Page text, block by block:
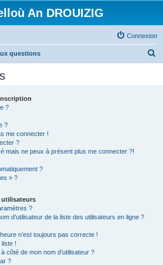
An DROUIZIG
Connexion
questions
?
?
me connecter !
?
mais ne peux à présent plus me connecter ?!
?
» ?
utilisateurs
?
d’utilisateur de la liste des utilisateurs en ligne ?
n’est toujours pas correcte !
liste !
côté de mon nom d’utilisateur ?
?